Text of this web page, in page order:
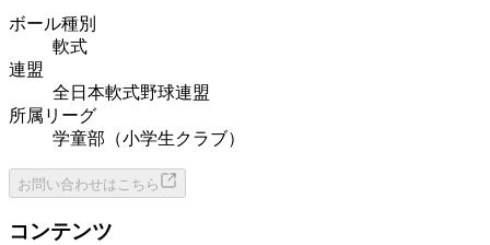
ボール種別
軟式
連盟
全日本軟式野球連盟
所属リーグ
学童部（小学生クラブ）
お問い合わせはこちら
コンテンツ